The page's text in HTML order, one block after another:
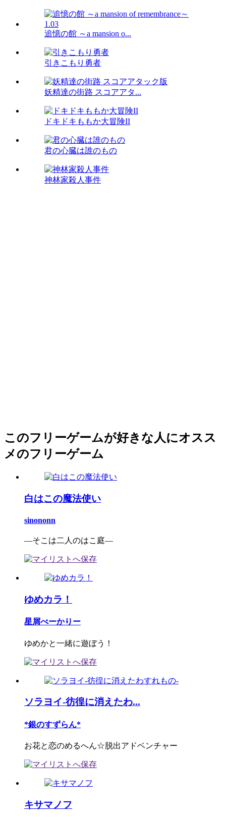
追憶の館 ～a mansion o...
引きこもり勇者
妖精達の街路 スコアアタ...
ドキドキももか大冒険II
君の心臓は誰のもの
神林家殺人事件
このフリーゲームが好きな人にオスス
メのフリーゲーム
白はこの魔法使い
sinononn
―そこは二人のはこ庭―
ゆめカラ！
星屑べーかりー
ゆめかと一緒に遊ぼう！
ソラヨイ-彷徨に消えたわ...
*銀のすずらん*
お花と恋のめるへん☆脱出アドベンチャー
キサマノフ